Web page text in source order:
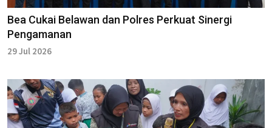
Bea Cukai Belawan dan Polres Perkuat Sinergi
Pengamanan
29 Jul 2026